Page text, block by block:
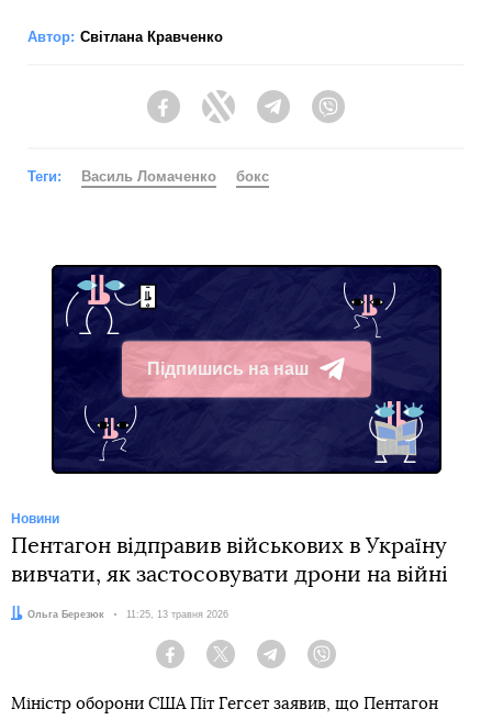
Автор: Світлана Кравченко
FacebookTwitter Telegram
Теги: Василь Ломаченко бокс
Підпишись на наш
Telegram
Новини
Пентагон відправив військових в Україну
вивчати, як застосовувати дрони на війні
Автор:
Ольга Березюк Дата:
11:25, 13 травня 2026
Facebook Twitter Telegram
Міністр оборони США Піт Гегсет заявив, що Пентагон